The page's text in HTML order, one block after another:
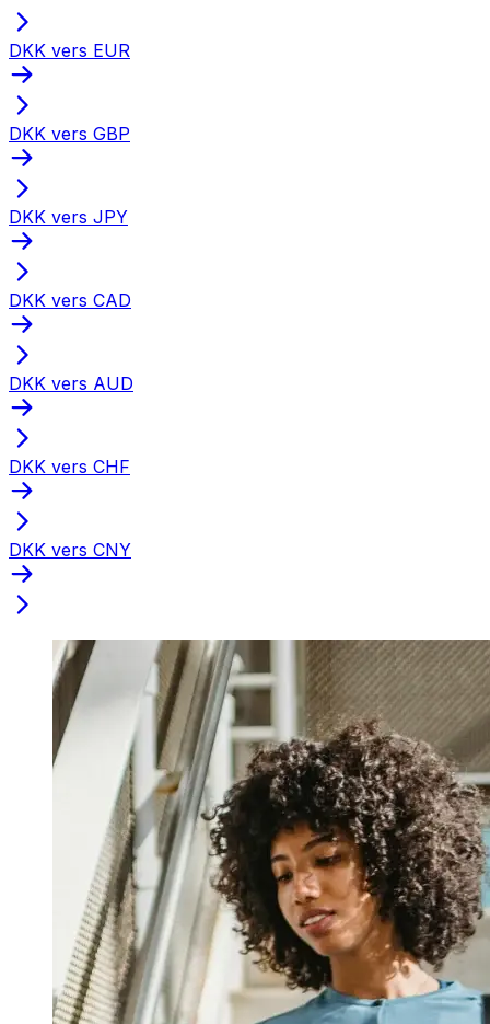
DKK vers EUR
DKK vers GBP
DKK vers JPY
DKK vers CAD
DKK vers AUD
DKK vers CHF
DKK vers CNY